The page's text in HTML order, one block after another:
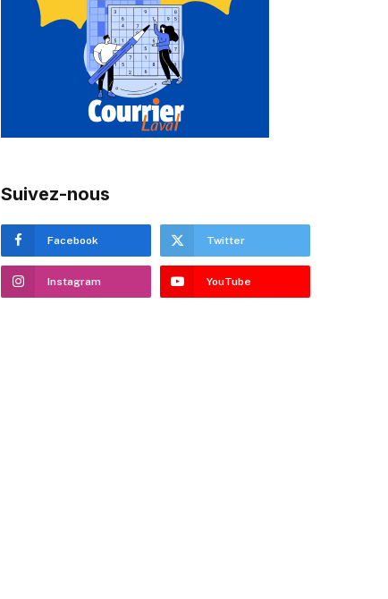
Suivez-nous
Facebook Twitter
Instagram YouTube